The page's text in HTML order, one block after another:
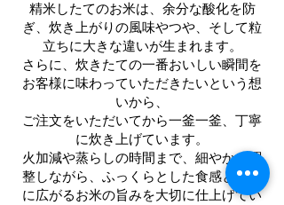
精米したてのお米は、余分な酸化を防
ぎ、炊き上がりの風味やつや、そして粒
立ちに大きな違いが生まれます。
さらに、炊きたての一番おいしい瞬間を
お客様に味わっていただきたいという想
いから、
ご注文をいただいてから一釜一釜、丁寧
に炊き上げています。
火加減や蒸らしの時間まで、細やかに調
整しながら、ふっくらとした食感と、口
に広がるお米の旨みを大切に仕上げてい